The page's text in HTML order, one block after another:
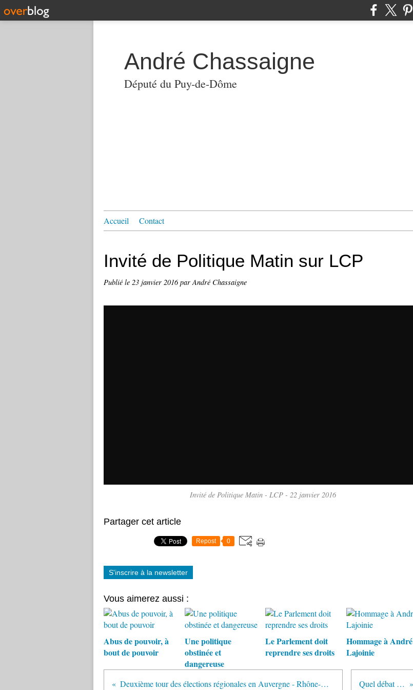
André Chassaigne
Député du Puy-de-Dôme
Accueil Contact
Invité de Politique Matin sur LCP
Publié le 23 janvier 2016par André Chassaigne
Invité de Politique Matin - LCP - 22 janvier 2016
Partager cet article
Repost 0
S'inscrire à la newsletter
Vous aimerez aussi :
Abus de pouvoir, à
bout de pouvoir
Une politique
obstinée et
dangereuse
Le Parlement doit
reprendre ses droits
Hommage à André
Lajoinie
Deuxième tour des élections régionales en Auvergne - Rhône-Alpes : l’appel d’André Chassaigne (PCF) et de Jean-Marc Miguet (MRC) Quel débat politique à gauche ?